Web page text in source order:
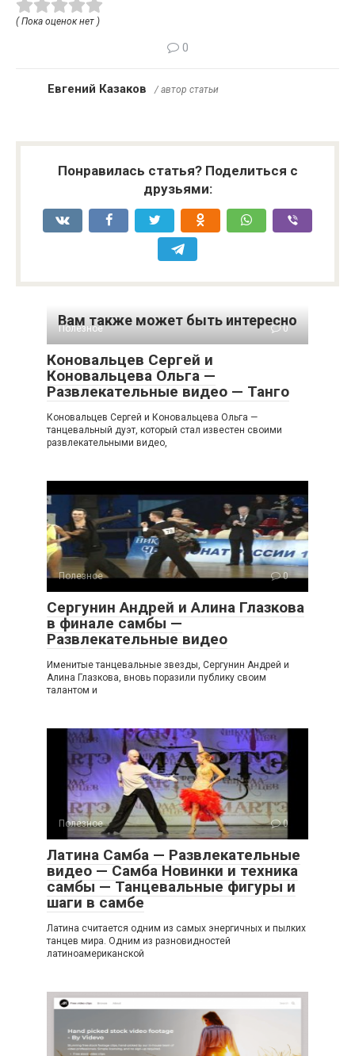
( Пока оценок нет )
0
Евгений Казаков / автор статьи
Понравилась статья? Поделиться с
друзьями:
Вам также может быть интересно
Полезное 0
Коновальцев Сергей и
Коновальцева Ольга —
Развлекательные видео — Танго
Коновальцев Сергей и Коновальцева Ольга —
танцевальный дуэт, который стал известен своими
развлекательными видео,
Полезное 0
Сергунин Андрей и Алина Глазкова
в финале самбы —
Развлекательные видео
Именитые танцевальные звезды, Сергунин Андрей и
Алина Глазкова, вновь поразили публику своим
талантом и
Полезное 0
Латина Самба — Развлекательные
видео — Самба Новинки и техника
самбы — Танцевальные фигуры и
шаги в самбе
Латина считается одним из самых энергичных и пылких
танцев мира. Одним из разновидностей
латиноамериканской